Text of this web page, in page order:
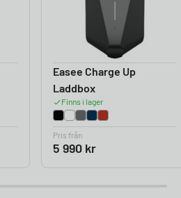
Easee Charge Up
Laddbox
Finns i lager
Pris från
5 990 kr